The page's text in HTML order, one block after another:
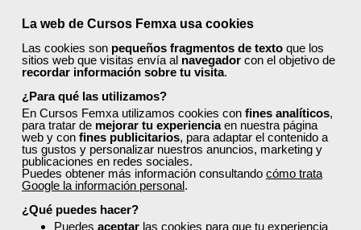
La web de Cursos Femxa usa cookies
Las cookies son pequeños fragmentos de texto que los
sitios web que visitas envía al navegador con el objetivo de
recordar información sobre tu visita.
¿Para qué las utilizamos?
En Cursos Femxa utilizamos cookies con fines analíticos,
para tratar de mejorar tu experienciaen nuestra página
web y con fines publicitarios, para adaptar el contenido a
tus gustos y personalizar nuestros anuncios, marketing y
publicaciones en redes sociales.
Puedes obtener más información consultando cómo trata
Google la información personal.
¿Qué puedes hacer?
Puedes aceptar las cookies para que tu experiencia
50 horas
Online (toda España)
Matrícula cerrada
0 161
ONLINE